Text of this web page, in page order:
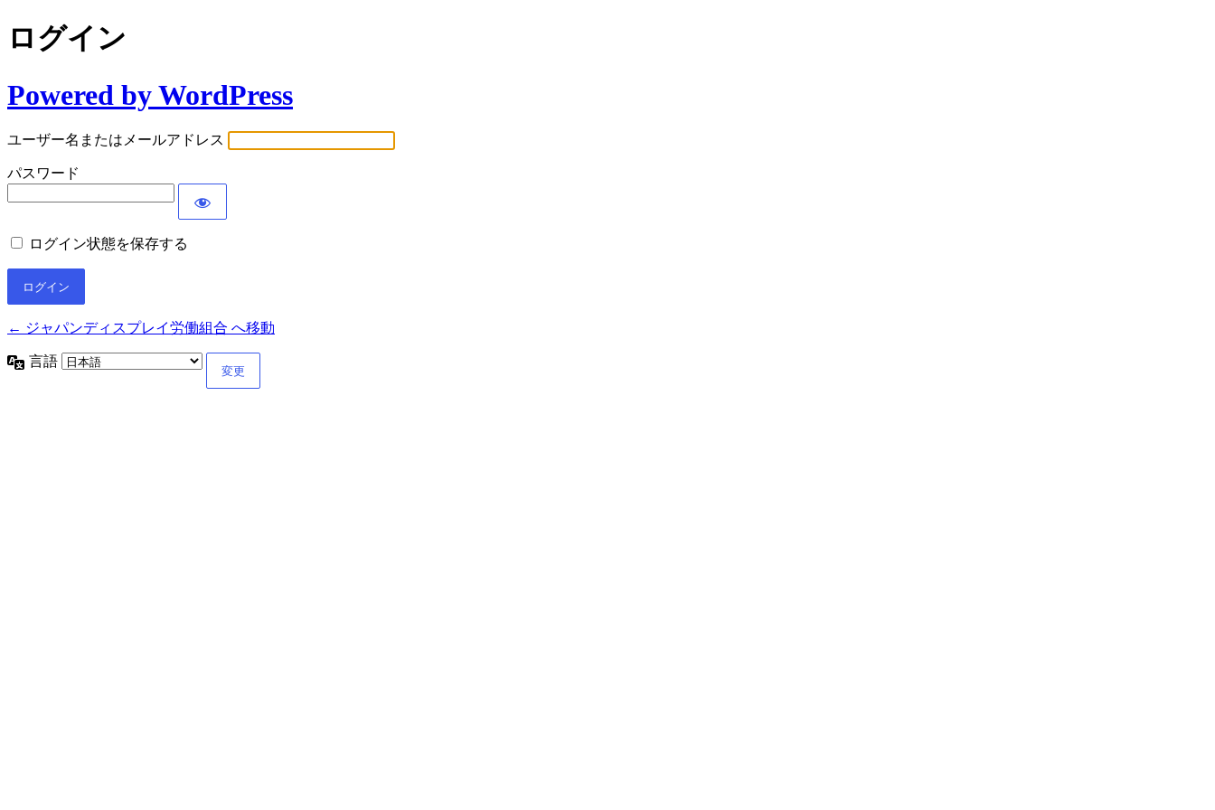
ログイン
Powered by WordPress
ユーザー名またはメールアドレス
パスワード
ログイン状態を保存する
← ジャパンディスプレイ労働組合 へ移動
言語